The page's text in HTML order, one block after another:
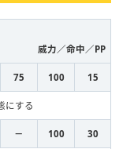
威力／命中／PP
75 100 15
にする
－ 100 30